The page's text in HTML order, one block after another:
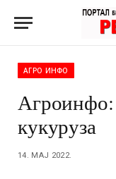
АГРО ИНФО
кукуруза
14. МАЈ 2022.